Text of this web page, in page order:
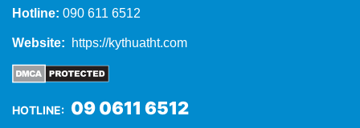
Hotline: 090 611 6512
Website: https://kythuatht.com
HOTLINE: 09 0611 6512